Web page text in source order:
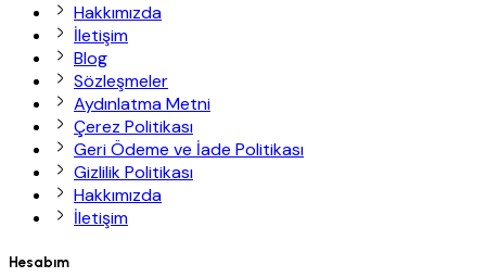
Hakkımızda
İletişim
Blog
Sözleşmeler
Aydınlatma Metni
Çerez Politikası
Geri Ödeme ve İade Politikası
Gizlilik Politikası
Hakkımızda
İletişim
Hesabım